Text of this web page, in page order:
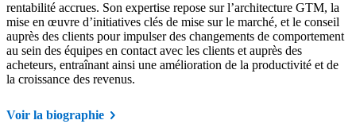
rentabilité accrues. Son expertise repose sur l’architecture GTM, la
mise en œuvre d’initiatives clés de mise sur le marché, et le conseil
auprès des clients pour impulser des changements de comportement
au sein des équipes en contact avec les clients et auprès des
acheteurs, entraînant ainsi une amélioration de la productivité et de
la croissance des revenus.
Voir la biographie